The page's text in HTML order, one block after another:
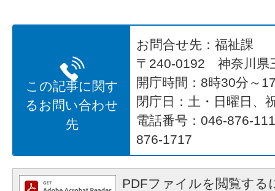
この記事に関す
るお問い合わせ
先
お問合せ先：福祉課
〒240-0192 神奈川県
開庁時間：8時30分～
閉庁日：土・日曜日、
電話番号：046-876-
876-1717
PDFファイルを閲覧する